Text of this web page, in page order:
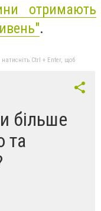
отримають
.
Ctrl + Enter, щоб
більше
та